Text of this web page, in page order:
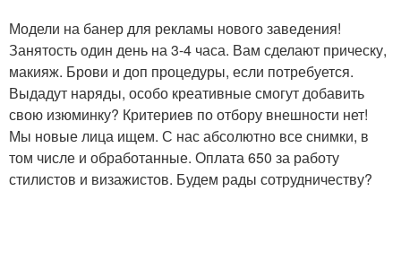
Модели на банер для рекламы нового заведения!
Занятость один день на 3-4 часа. Вам сделают прическу,
макияж. Брови и доп процедуры, если потребуется.
Выдадут наряды, особо креативные смогут добавить
свою изюминку? Критериев по отбору внешности нет!
Мы новые лица ищем. С нас абсолютно все снимки, в
том числе и обработанные. Оплата 650 за работу
стилистов и визажистов. Будем рады сотрудничеству?